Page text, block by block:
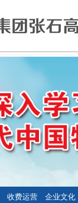
收费运营 企业文化